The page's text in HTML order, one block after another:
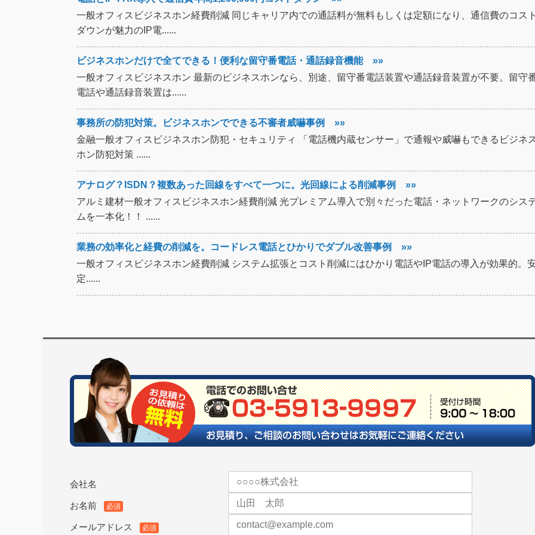
一般オフィスビジネスホン経費削減 同じキャリア内での通話料が無料もしくは定額になり、通信費のコスト
ダウンが魅力のIP電......
ビジネスホンだけで全てできる！便利な留守番電話・通話録音機能 »»
一般オフィスビジネスホン 最新のビジネスホンなら、別途、留守番電話装置や通話録音装置が不要。留守
電話や通話録音装置は......
事務所の防犯対策。ビジネスホンでできる不審者威嚇事例 »»
金融一般オフィスビジネスホン防犯・セキュリティ 「電話機内蔵センサー」で通報や威嚇もできるビジネ
ホン防犯対策 ......
アナログ？ISDN？複数あった回線をすべて一つに。光回線による削減事例 »»
アルミ建材一般オフィスビジネスホン経費削減 光プレミアム導入で別々だった電話・ネットワークのシス
ムを一本化！！ ......
業務の効率化と経費の削減を。コードレス電話とひかりでダブル改善事例 »»
一般オフィスビジネスホン経費削減 システム拡張とコスト削減にはひかり電話やIP電話の導入が効果的。
定......
会社名
お名前 必須
メールアドレス 必須